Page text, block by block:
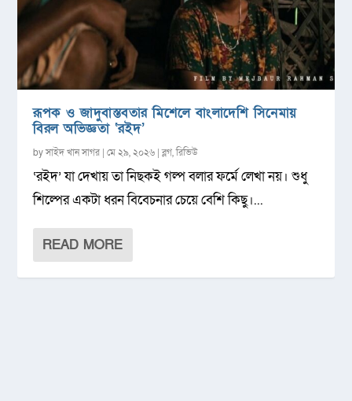
রূপক ও জাদুবাস্তবতার মিশেলে বাংলাদেশি সিনেমায়
বিরল অভিজ্ঞতা ‘রইদ’
byসাইদ খান সাগর |মে ২৯, ২০২৬ |ব্লগ,রিভিউ
‘রইদ’ যা দেখায় তা নিছকই গল্প বলার ফর্মে লেখা নয়। শুধু
শিল্পের একটা ধরন বিবেচনার চেয়ে বেশি কিছু।...
READ MORE